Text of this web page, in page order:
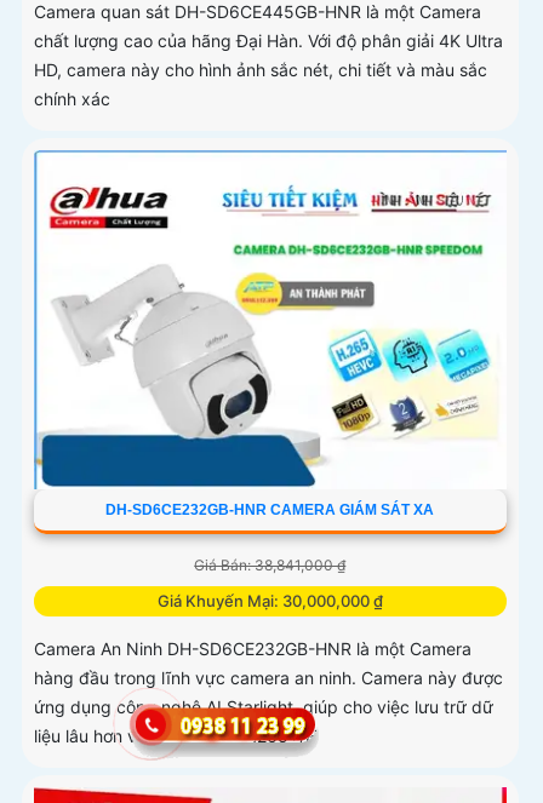
Camera quan sát DH-SD6CE445GB-HNR là một Camera
chất lượng cao của hãng Đại Hàn. Với độ phân giải 4K Ultra
HD, camera này cho hình ảnh sắc nét, chi tiết và màu sắc
chính xác
DH-SD6CE232GB-HNR CAMERA GIÁM SÁT XA
Giá Bán: 38,841,000 ₫
Giá Khuyến Mại: 30,000,000 ₫
Camera An Ninh DH-SD6CE232GB-HNR là một Camera
hàng đầu trong lĩnh vực camera an ninh. Camera này được
ứng dụng công nghệ AI Starlight, giúp cho việc lưu trữ dữ
liệu lâu hơn với định dạng H.265+/H